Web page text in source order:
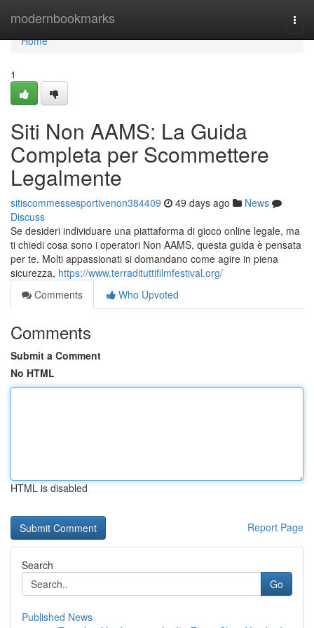
modernbookmarks
Home
Home
1
Siti Non AAMS: La Guida
Completa per Scommettere
Legalmente
sitiscommessesportivenon384409 49 days ago
News
Discuss
Se desideri individuare una piattaforma di gioco online legale, ma
ti chiedi cosa sono i operatori Non AAMS, questa guida è pensata
per te. Molti appassionati si domandano come agire in piena
sicurezza, https://www.terradituttifilmfestival.org/
Comments
Who Upvoted
Comments
Submit a Comment
No HTML
HTML is disabled
Report Page
Search
Go
Published News